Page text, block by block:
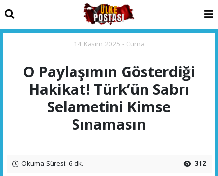
14 Kasım 2025 - Cuma
O Paylaşımın Gösterdiği
Hakikat! Türk’ün Sabrı
Selametini Kimse
Sınamasın
Okuma Süresi: 6 dk. 312